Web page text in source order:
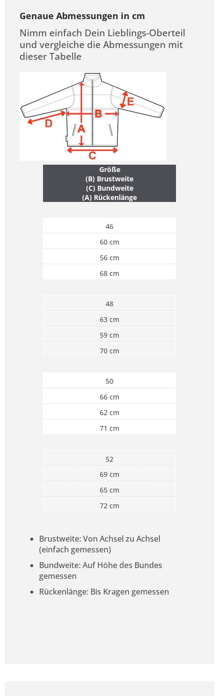
Genaue Abmessungen in cm
Nimm einfach Dein Lieblings-Oberteil
und vergleiche die Abmessungen mit
dieser Tabelle
Größe
(B) Brustweite
(C) Bundweite
(A) Rückenlänge
46
60 cm
56 cm
68 cm
48
63 cm
59 cm
70 cm
50
66 cm
62 cm
71 cm
52
69 cm
65 cm
72 cm
Brustweite: Von Achsel zu Achsel
(einfach gemessen)
Bundweite: Auf Höhe des Bundes
gemessen
Rückenlänge: Bis Kragen gemessen